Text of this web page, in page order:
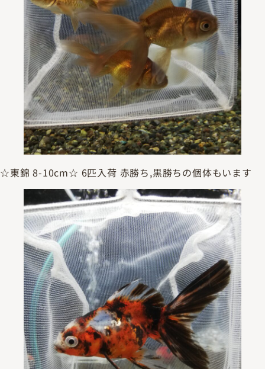
☆東錦 8-10cm☆ 6匹入荷 赤勝ち,黒勝ちの個体もいます